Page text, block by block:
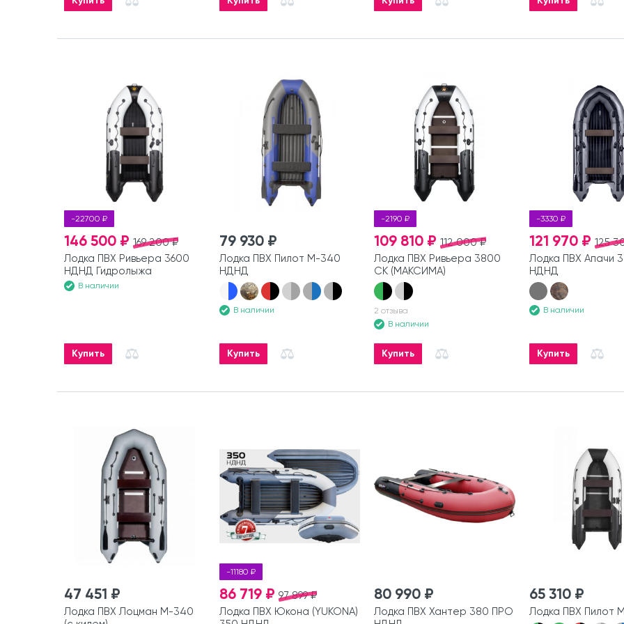
-22700 ₽
169 200 ₽
146 500 ₽
Лодка ПВХ Ривьера 3600
НДНД Гидролыжа
В наличии
Купить
79 930 ₽
Лодка ПВХ Пилот М-340
НДНД
В наличии
Купить
-2190 ₽
112 000 ₽
109 810 ₽
Лодка ПВХ Ривьера 3800
СК (МАКСИМА)
2 отзыва
В наличии
Купить
-3330 ₽
125
121 970 ₽
Лодка ПВХ Апачи
НДНД
В наличии
Купить
47 451 ₽
Лодка ПВХ Лоцман М-340
-11180 ₽
97 899 ₽
86 719 ₽
Лодка ПВХ Юкона (YUKONA)
80 990 ₽
Лодка ПВХ Хантер 380 ПРО
65 310 ₽
Лодка ПВХ Пилот